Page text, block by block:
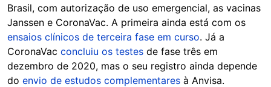
Brasil, com autorização de uso emergencial, as vacinas
Janssen e CoronaVac. A primeira ainda está com os
ensaios clínicos de terceira fase em curso. Já a
CoronaVac concluiu os testes de fase três em
dezembro de 2020, mas o seu registro ainda depende
do envio de estudos complementares à Anvisa.